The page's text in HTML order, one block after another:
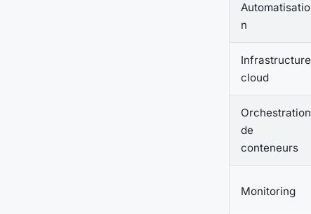
Automatisatio
n
Infrastructure
cloud
Orchestration
de
conteneurs
Monitoring